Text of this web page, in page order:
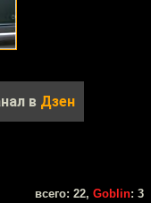
в Дзен
всего: 22, Goblin: 3